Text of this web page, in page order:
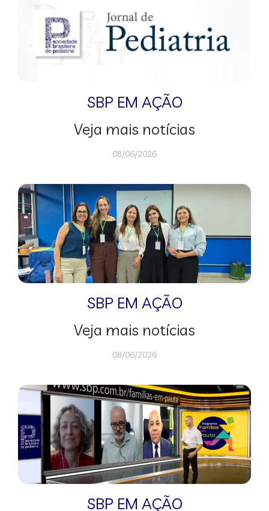
SBP EM AÇÃO
Veja mais notícias
08/06/2026
SBP EM AÇÃO
Veja mais notícias
08/06/2026
SBP EM AÇÃO